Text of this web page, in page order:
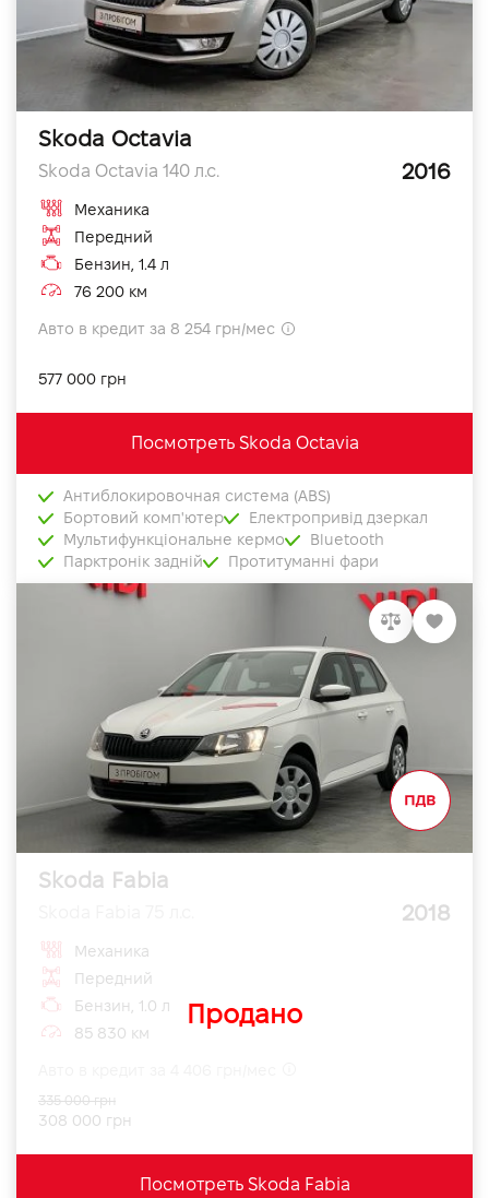
Skoda Octavia
Skoda Octavia 140 л.с. 2016
Механика
Передний
Бензин, 1.4 л
76 200 км
Авто в кредит за 8 254 грн/мес
577 000 грн
Посмотреть Skoda Octavia
Антиблокировочная система (ABS)
Бортовий комп'ютер
Електропривід дзеркал
Мультифункціональне кермо
Bluetooth
Парктронік задній
Протитуманні фари
Skoda Fabia
2018
Продано
Механика
Передний
Бензин, 1.0 л
85 830 км
308 000 грн
335 000 грн
Посмотреть Skoda Fabia